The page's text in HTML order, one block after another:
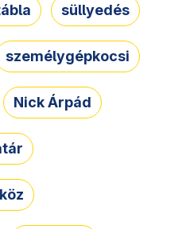
süllyedés
személygépkocsi
Nick Árpád